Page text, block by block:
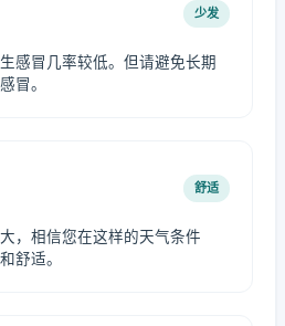
少发
感冒几率较低。但请避免长期
冒。
舒适
，相信您在这样的天气条件
舒适。